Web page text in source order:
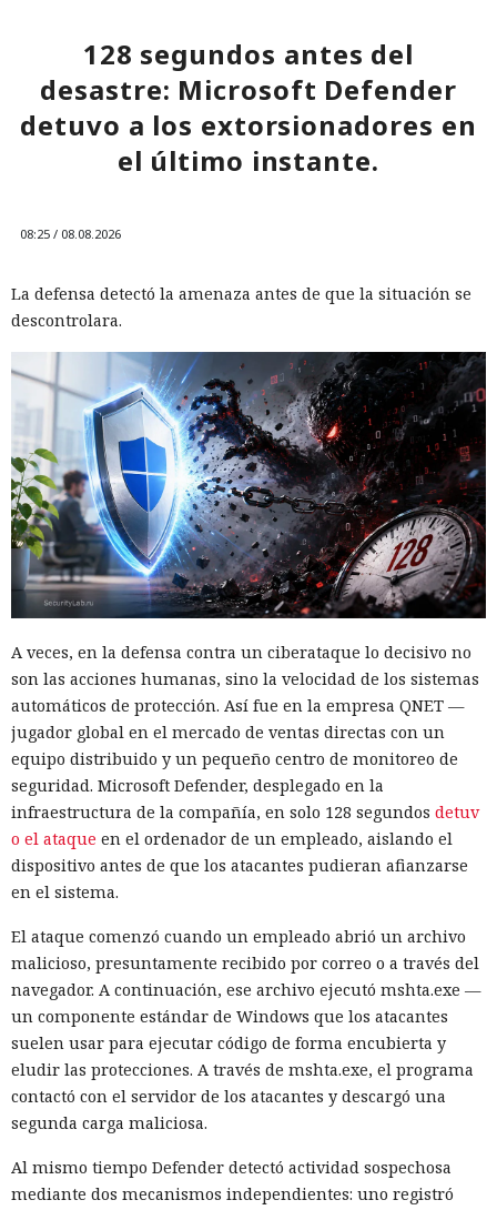
128 segundos antes del
desastre: Microsoft Defender
detuvo a los extorsionadores en
el último instante.
08:25 / 08.08.2026
La defensa detectó la amenaza antes de que la situación se
descontrolara.
A veces, en la defensa contra un ciberataque lo decisivo no
son las acciones humanas, sino la velocidad de los sistemas
automáticos de protección. Así fue en la empresa QNET —
jugador global en el mercado de ventas directas con un
equipo distribuido y un pequeño centro de monitoreo de
seguridad. Microsoft Defender, desplegado en la
infraestructura de la compañía, en solo 128 segundos detuv
o el ataque en el ordenador de un empleado, aislando el
dispositivo antes de que los atacantes pudieran afianzarse
en el sistema.
El ataque comenzó cuando un empleado abrió un archivo
malicioso, presuntamente recibido por correo o a través del
navegador. A continuación, ese archivo ejecutó mshta.exe —
un componente estándar de Windows que los atacantes
suelen usar para ejecutar código de forma encubierta y
eludir las protecciones. A través de mshta.exe, el programa
contactó con el servidor de los atacantes y descargó una
segunda carga maliciosa.
Al mismo tiempo Defender detectó actividad sospechosa
mediante dos mecanismos independientes: uno registró